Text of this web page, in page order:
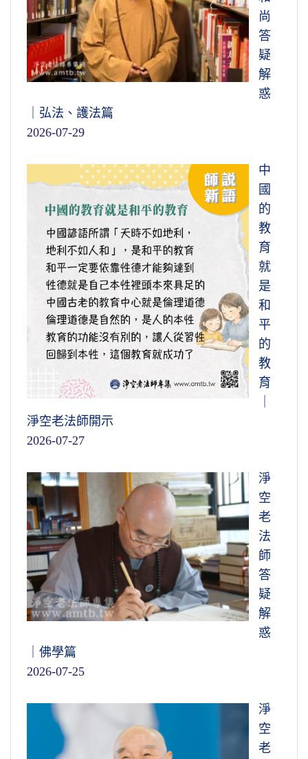
尚
答
疑
解
惑
｜弘法、護法篇
2026-07-29
中
國
的
教
育
就
是
和
平
的
教
育
淨空老法師開示
2026-07-27
淨
空
老
法
師
答
疑
解
惑
｜佛學篇
2026-07-25
淨
空
老